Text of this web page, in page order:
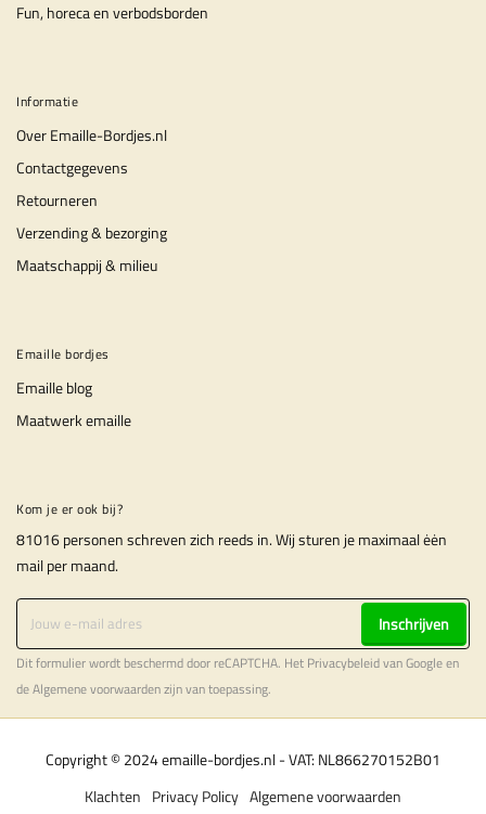
Fun, horeca en verbodsborden
Informatie
Over Emaille-Bordjes.nl
Contactgegevens
Retourneren
Verzending & bezorging
Maatschappij & milieu
Emaille bordjes
Emaille blog
Maatwerk emaille
Kom je er ook bij?
81016 personen schreven zich reeds in. Wij sturen je maximaal ėėn
mail per maand.
Inschrijven
Dit formulier wordt beschermd door reCAPTCHA. Het Privacybeleidvan Google en
deAlgemene voorwaardenzijn van toepassing.
Copyright © 2024 emaille-bordjes.nl - VAT: NL866270152B01
Algemene voorwaarden
Privacy Policy
Klachten